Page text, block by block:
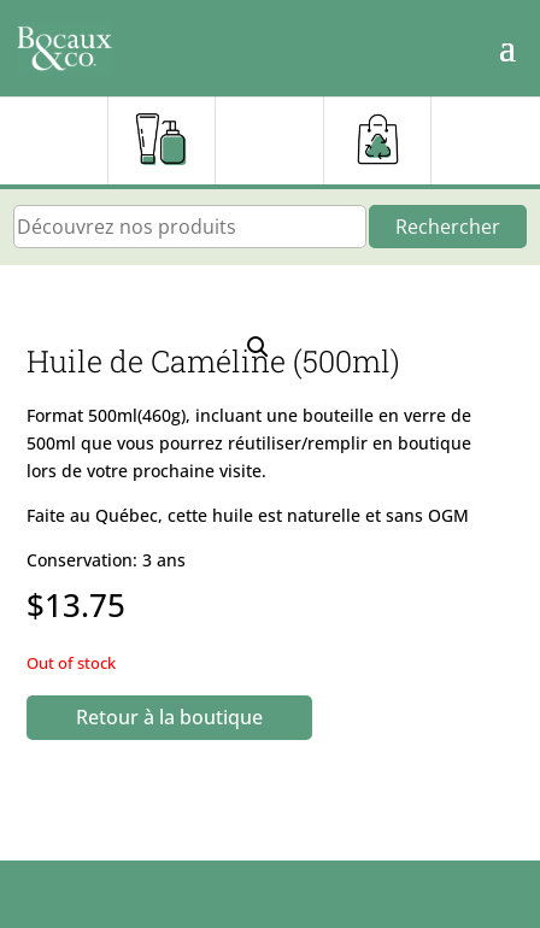
Rechercher
Huile de Caméline (500ml)
Format 500ml(460g), incluant une bouteille en verre de
500ml que vous pourrez réutiliser/remplir en boutique
lors de votre prochaine visite.
Faite au Québec, cette huile est naturelle et sans OGM
Conservation: 3 ans
$13.75
Out of stock
Retour à la boutique